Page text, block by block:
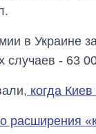
в Украине
случаев - 63
когда
расширения